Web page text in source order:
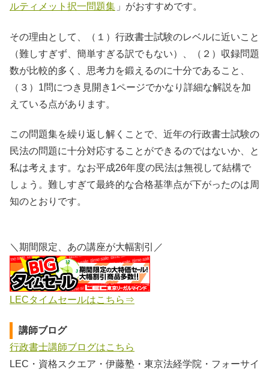
ルティメット択一問題集 」がおすすめです。
その理由として、（１）行政書士試験のレベルに近いこと
（難しすぎず、簡単すぎる訳でもない）、（２）収録問題
数が比較的多く、思考力を鍛えるのに十分であること、
（３）1問につき見開き1ページでかなり詳細な解説を加
えている点があります。
この問題集を繰り返し解くことで、近年の行政書士試験の
民法の問題に十分対応することができるのではないか、と
私は考えます。なお平成26年度の民法は無視して結構で
しょう。難しすぎて最終的な合格基準点が下がったのは周
知のとおりです。
＼期間限定、あの講座が大幅割引／
LECタイムセールはこちら⇒
講師ブログ
行政書士講師ブログはこちら
LEC・資格スクエア・伊藤塾・東京法経学院・フォーサイ